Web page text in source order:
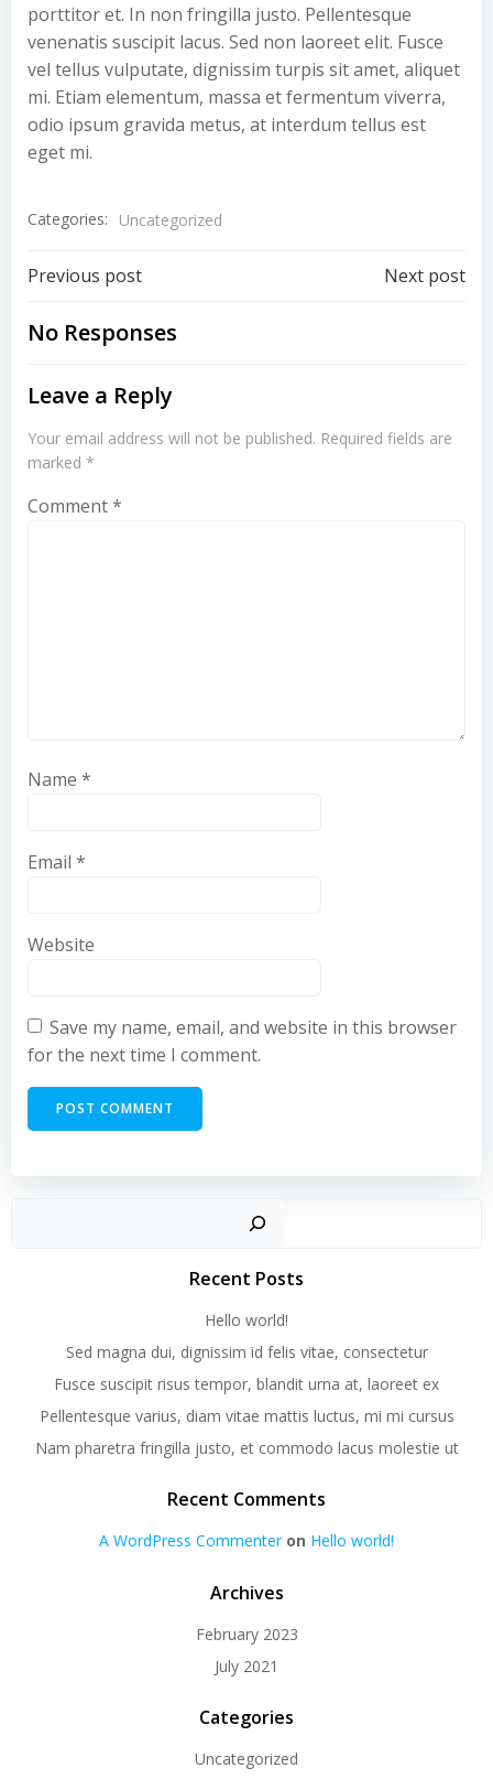
porttitor et. In non fringilla justo. Pellentesque
venenatis suscipit lacus. Sed non laoreet elit. Fusce
vel tellus vulputate, dignissim turpis sit amet, aliquet
mi. Etiam elementum, massa et fermentum viverra,
odio ipsum gravida metus, at interdum tellus est
eget mi.
Categories: Uncategorized
Post
navigation
Previous post Next post
No Responses
Leave a Reply
Your email address will not be published. Required fields are
marked *
Comment*
Name *
Email *
Website
Save my name, email, and website in this browser
for the next time I comment.
Recent Posts
Hello world!
Sed magna dui, dignissim id felis vitae, consectetur
Fusce suscipit risus tempor, blandit urna at, laoreet ex
Pellentesque varius, diam vitae mattis luctus, mi mi cursus
Nam pharetra fringilla justo, et commodo lacus molestie ut
Recent Comments
A WordPress Commenteron Hello world!
Archives
February 2023
July 2021
Categories
Uncategorized